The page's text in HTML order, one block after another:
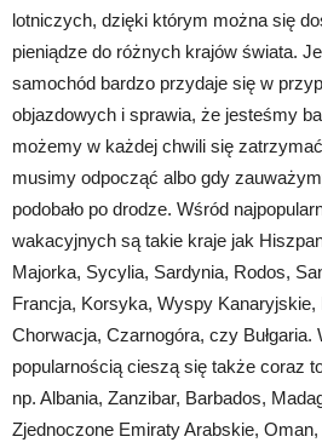
lotniczych, dzięki którym można się
pieniądze do różnych krajów świata.
samochód bardzo przydaje się w
objazdowych i sprawia, że jesteśmy
możemy w każdej chwili się
musimy odpocząć albo gdy
podobało po drodze. Wśród
wakacyjnych są takie kraje jak
Majorka, Sycylia, Sardynia, Rodos,
Francja, Korsyka, Wyspy Kanaryjskie,
Chorwacja, Czarnogóra, czy Bułgaria.
popularnością cieszą się także coraz
np. Albania, Zanzibar, Barbados,
Zjednoczone Emiraty Arabskie,